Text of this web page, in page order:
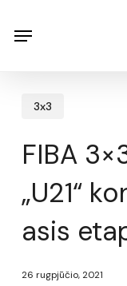
Menu
3x3
FIBA
„U21“
asis
26 rugpjūčio, 2021